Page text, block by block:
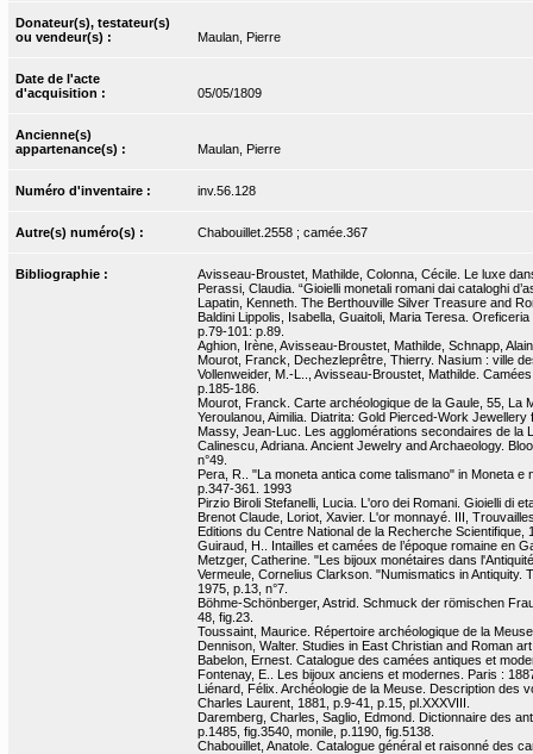
Donateur(s), testateur(s)
ou vendeur(s) :
Maulan, Pierre
Date de l'acte
d'acquisition :
05/05/1809
Ancienne(s)
appartenance(s) :
Maulan, Pierre
Numéro d'inventaire : inv.56.128
Autre(s) numéro(s) : Chabouillet.2558 ; camée.367
Bibliographie :
Avisseau-Broustet, Mathilde, Colonna, Cécile. Le luxe
Perassi, Claudia. “Gioielli monetali romani dai cataloghi
Lapatin, Kenneth. The Berthouville Silver Treasure and
Baldini Lippolis, Isabella, Guaitoli, Maria Teresa.
p.79-101: p.89.
Aghion, Irène, Avisseau-Broustet, Mathilde, Schnapp,
Mourot, Franck, Dechezleprêtre, Thierry. Nasium : ville
Vollenweider, M.-L.., Avisseau-Broustet, Mathilde.
p.185-186.
Mourot, Franck. Carte archéologique de la Gaule, 55, La
Yeroulanou, Aimilia. Diatrita: Gold Pierced-Work
Massy, Jean-Luc. Les agglomérations secondaires de la
Calinescu, Adriana. Ancient Jewelry and Archaeology.
n°49.
Pera, R.. "La moneta antica come talismano" in Moneta
p.347-361. 1993
Pirzio Biroli Stefanelli, Lucia. L'oro dei Romani. Gioielli di
Brenot Claude, Loriot, Xavier. L'or monnayé. III,
Editions du Centre National de la Recherche
Guiraud, H.. Intailles et camées de l’époque romaine en
Metzger, Catherine. "Les bijoux monétaires dans
Vermeule, Cornelius Clarkson. "Numismatics in
1975, p.13, n°7.
Böhme-Schönberger, Astrid. Schmuck der römischen
48, fig.23.
Toussaint, Maurice. Répertoire archéologique de la
Dennison, Walter. Studies in East Christian and Roman
Babelon, Ernest. Catalogue des camées antiques et
Fontenay, E.. Les bijoux anciens et modernes. Paris :
Liénard, Félix. Archéologie de la Meuse. Description des
Charles Laurent, 1881, p.9-41, p.15, pl.XXXVIII.
Daremberg, Charles, Saglio, Edmond. Dictionnaire des
p.1485, fig.3540, monile, p.1190, fig.5138.
Chabouillet, Anatole. Catalogue général et raisonné des